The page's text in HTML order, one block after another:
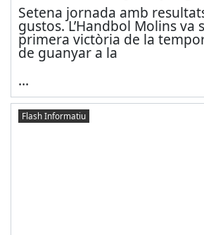
Setena jornada amb
gustos. L’Handbol Molins va
primera victòria de la
de guanyar a la
...
Flash Informatiu